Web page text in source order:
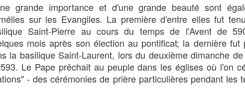
grande importance et d'une grande beauté sont
sur les Evangiles. La première d'entre elles fut
Saint-Pierre au cours du temps de l'Avent de
mois après son élection au pontificat; la dernière fut
la basilique Saint-Laurent, lors du deuxième dimanche
Le Pape prêchait au peuple dans les églises où l'on
- des cérémonies de prière particulières pendant les